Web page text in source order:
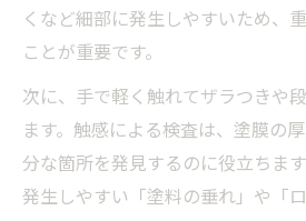
くなど細部に発生しやすいため、
ことが重要です。
次に、手で軽く触れてザラつきや
ます。触感による検査は、塗膜の
分な箇所を発見するのに役立ちま
発生しやすい「塗料の垂れ」や「